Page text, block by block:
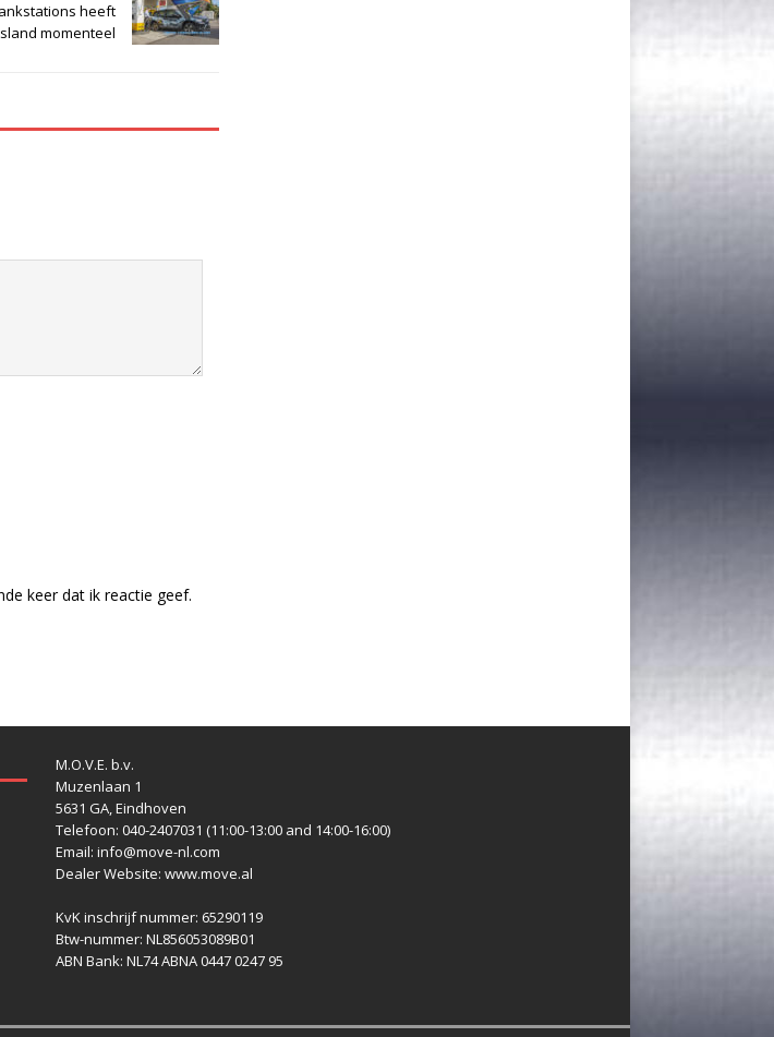
heeft
momenteel
keer dat ik reactie geef.
M.O.V.E. b.v.
Muzenlaan 1
5631 GA, Eindhoven
Telefoon: 040-2407031 (11:00-13:00 and 14:00-16:00)
Email: info@move-nl.com
Dealer Website: www.move.al
KvK inschrijf nummer: 65290119
Btw-nummer: NL856053089B01
ABN Bank: NL74 ABNA 0447 0247 95